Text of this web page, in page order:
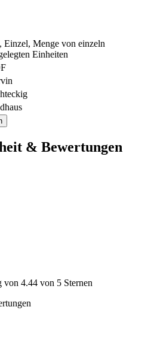
Einzel, Menge von einzeln
Einheiten
& Bewertungen
4.44 von 5 Sternen